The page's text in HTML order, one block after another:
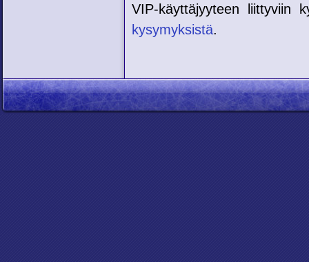
VIP-käyttäjyyteen liittyviin
kysymyksistä.